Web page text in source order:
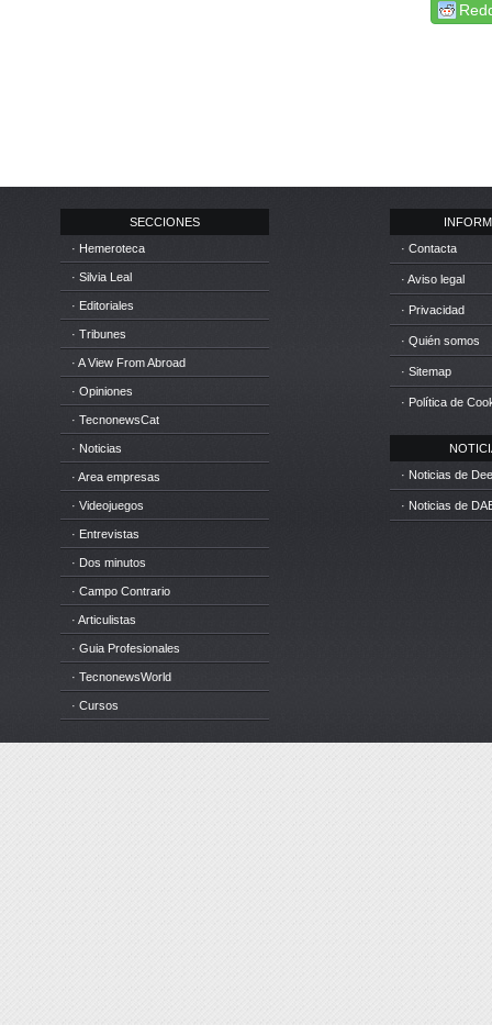
SECCIONES
· Hemeroteca
· Silvia Leal
· Editoriales
· Tribunes
· A View From Abroad
· Opiniones
· TecnonewsCat
· Noticias
· Area empresas
· Videojuegos
· Entrevistas
· Dos minutos
· Campo Contrario
· Articulistas
· Guia Profesionales
· TecnonewsWorld
· Cursos
· Contacta
· Aviso legal
· Privacidad
· Quién somos
· Sitemap
· Política de
· Noticias de
· Noticias de